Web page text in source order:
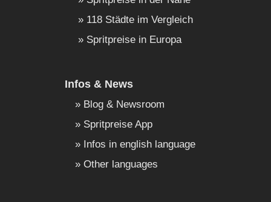
118 Städte im Vergleich
Spritpreise in Europa
Infos & News
Blog & Newsroom
Spritpreise App
Infos in english language
Other languages